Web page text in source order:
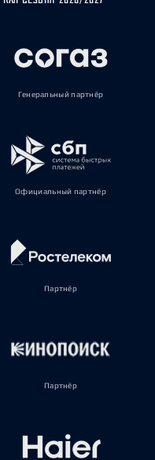
Генеральный партнёр
Официальный партнёр
Партнёр
Партнёр